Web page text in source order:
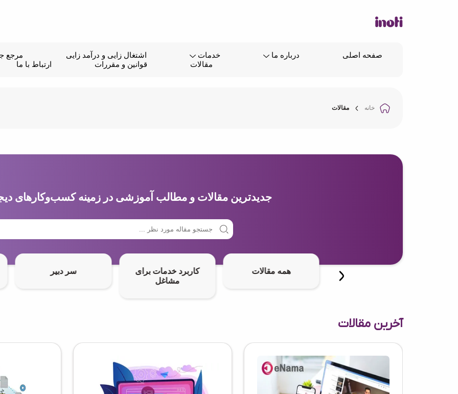
صفحه اصلی درباره ما خدمات اشتغال زایی و درآمد زایی مرجع
مقالات
قوانین و مقررات ارتباط با ما
خانه مقالات
جدیدترین مقالات و مطالب آموزشی در زمینه کسب‌وکارهای
همه مقالات
کاربرد خدمات برای
مشاغل
سر دبیر
آخرین مقالات